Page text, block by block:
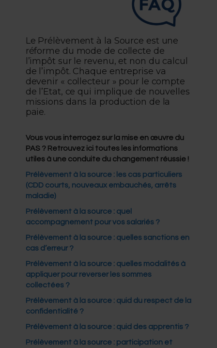
Le Prélèvement à la Source est une
réforme du mode de collecte de
l’impôt sur le revenu, et non du calcul
de l’impôt. Chaque entreprise va
devenir « collecteur » pour le compte
de l’Etat, ce qui implique de nouvelles
missions dans la production de la
paie.
Vous vous interrogez sur la mise en œuvre du
PAS ? Retrouvez ici toutes les informations
utiles à une conduite du changement réussie !
Prélèvement à la source : les cas particuliers
(CDD courts, nouveaux embauchés, arrêts
maladie)
Prélèvement à la source : quel
accompagnement pour vos salariés ?
Prélèvement à la source : quelles sanctions en
cas d’erreur ?
Prélèvement à la source : quelles modalités à
appliquer pour reverser les sommes
collectées ?
Prélèvement à la source : quid du respect de la
confidentialité ?
Prélèvement à la source : quid des apprentis ?
Prélèvement à la source : participation et